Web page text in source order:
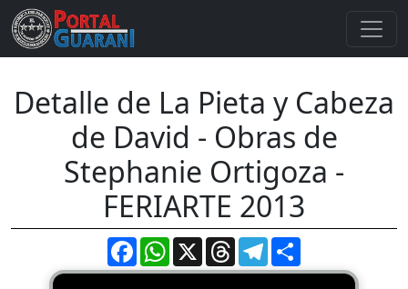
Detalle de La Pieta y Cabeza
de David - Obras de
Stephanie Ortigoza -
FERIARTE 2013
FacebookWhatsApp
X ThreadsTelegram